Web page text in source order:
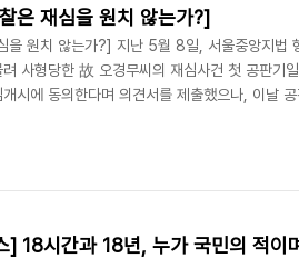
은 재심을 원치 않는가?]
을 원치 않는가?] 지난 5월 8일, 서울중앙지법
사형당한 故 오경무씨의 재심사건 첫 공판기
시에 동의한다며 의견서를 제출했으나, 이날
밝혔습니다. 그런데 변호인 측에 따르면, 불법
가 피해자들에게 2차 가해가 될 것을 우려했습
] 18시간과 18년, 누가 국민의 적이